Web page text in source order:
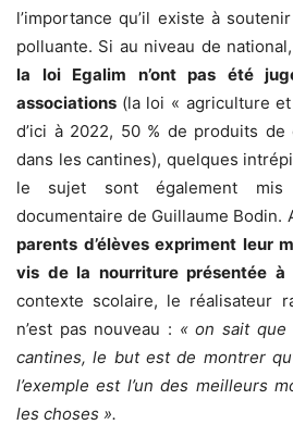
l’importance qu’il existe à
polluante. Si au niveau de national,
la loi Egalim n’ont pas été
associations (la loi « agriculture
d’ici à 2022, 50 % de produits
dans les cantines), quelques
le sujet sont également
documentaire de Guillaume Bodin.
parents d’élèves expriment leur
vis de la nourriture présentée à
contexte scolaire, le réalisateur
n’est pas nouveau : « on sait que
cantines, le but est de montrer
l’exemple est l’un des meilleurs
les choses ».